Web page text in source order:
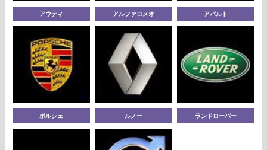
アウディ アルファロメオ アバルト
ポルシェ ルノー ランドローバー